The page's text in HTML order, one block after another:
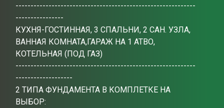
------------------------------------------------------------
----------------
КУХНЯ-ГОСТИННАЯ, 3 СПАЛЬНИ, 2 САН. УЗЛА,
ВАННАЯ КОМНАТА,ГАРАЖ НА 1 АТВО,
КОТЕЛЬНАЯ (ПОД ГАЗ)
------------------------------------------------------------
-------------------
2 ТИПА ФУНДАМЕНТА В КОМПЛЕТКЕ НА
ВЫБОР: